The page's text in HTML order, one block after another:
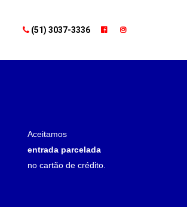
(51) 3037-3336
Aceitamos
entrada parcelada
no cartão de crédito.